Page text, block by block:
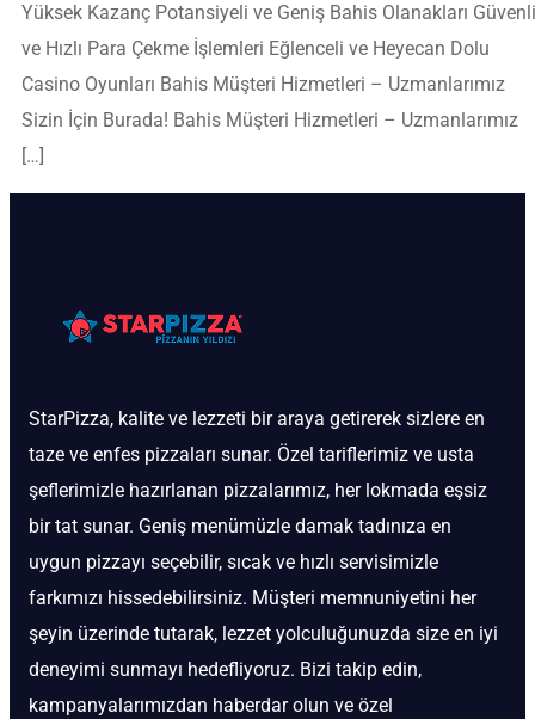
Yüksek Kazanç Potansiyeli ve Geniş Bahis Olanakları Güvenli
ve Hızlı Para Çekme İşlemleri Eğlenceli ve Heyecan Dolu
Casino Oyunları Bahis Müşteri Hizmetleri – Uzmanlarımız
Sizin İçin Burada! Bahis Müşteri Hizmetleri – Uzmanlarımız
[…]
StarPizza, kalite ve lezzeti bir araya getirerek sizlere en
taze ve enfes pizzaları sunar. Özel tariflerimiz ve usta
şeflerimizle hazırlanan pizzalarımız, her lokmada eşsiz
bir tat sunar. Geniş menümüzle damak tadınıza en
uygun pizzayı seçebilir, sıcak ve hızlı servisimizle
farkımızı hissedebilirsiniz. Müşteri memnuniyetini her
şeyin üzerinde tutarak, lezzet yolculuğunuzda size en iyi
deneyimi sunmayı hedefliyoruz. Bizi takip edin,
kampanyalarımızdan haberdar olun ve özel